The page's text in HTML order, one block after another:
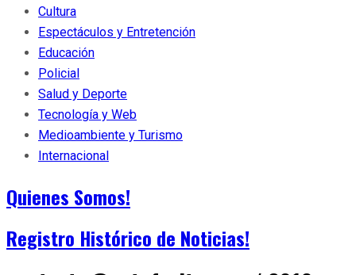
Cultura
Espectáculos y Entretención
Educación
Policial
Salud y Deporte
Tecnología y Web
Medioambiente y Turismo
Internacional
Quienes Somos!
Registro Histórico de Noticias!